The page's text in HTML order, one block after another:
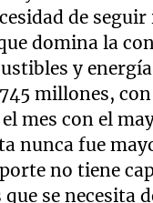
de
domina la
y
millones,
mes con el
nunca fue
no tiene
que se necesita